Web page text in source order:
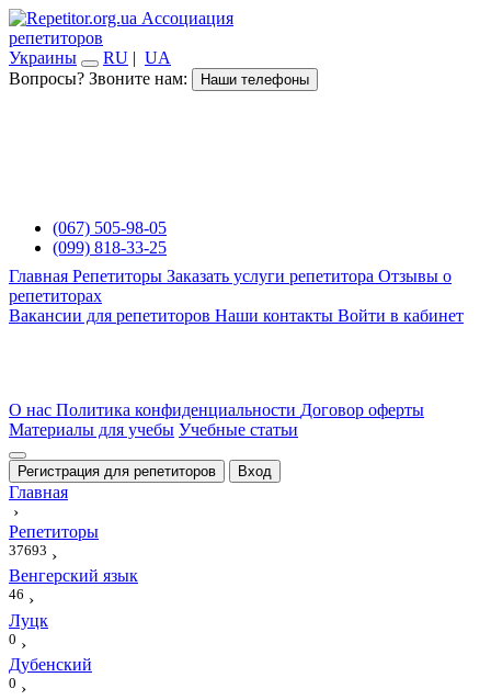
Ассоциация
репетиторов
Украины
RU | UA
Вопросы? Звоните нам:
Наши телефоны
(067) 505-98-05
(099) 818-33-25
Главная Репетиторы Заказать услуги репетитора Отзывы о
репетиторах
Вакансии для репетиторов Наши контакты Войти в кабинет
О нас Политика конфиденциальности Договор оферты
Материалы для учебы Учебные статьи
Регистрация для репетиторов Вход
Главная
›
Репетиторы
37693 ›
Венгерский язык
46 ›
Луцк
0 ›
Дубенский
0 ›